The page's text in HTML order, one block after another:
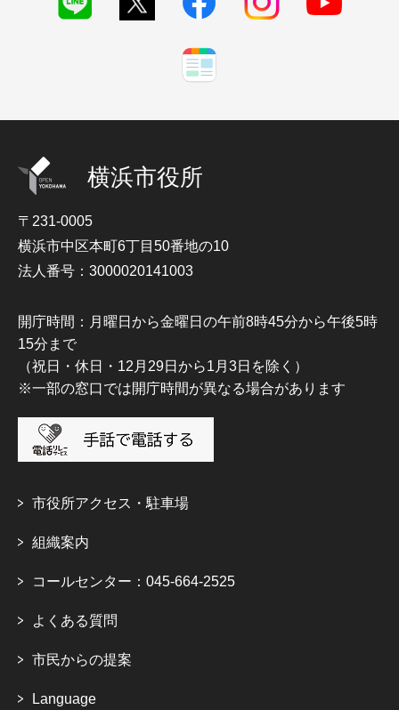
横浜市役所
〒231-0005
横浜市中区本町6丁目50番地の10
法人番号：3000020141003
開庁時間：月曜日から金曜日の午前8時45分から午後5時
15分まで
（祝日・休日・12月29日から1月3日を除く）
※一部の窓口では開庁時間が異なる場合があります
市役所アクセス・駐車場
組織案内
コールセンター：045-664-2525
よくある質問
市民からの提案
Language